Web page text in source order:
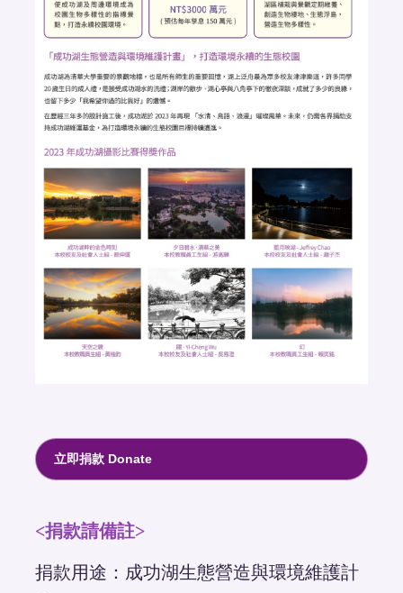
立即捐款 Donate
<捐款請備註>
捐款用途：成功湖生態營造與環境維護計